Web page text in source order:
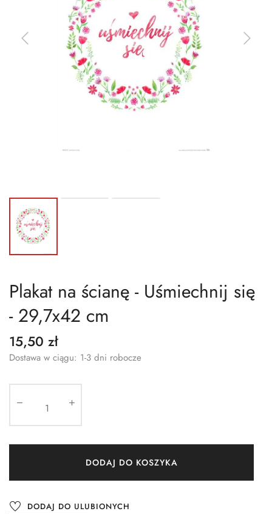
Plakat na ścianę - Uśmiechnij się
- 29,7x42 cm
15,50 zł
Dostawa w ciągu: 1-3 dni robocze
DODAJ DO KOSZYKA
DODAJ DO ULUBIONYCH